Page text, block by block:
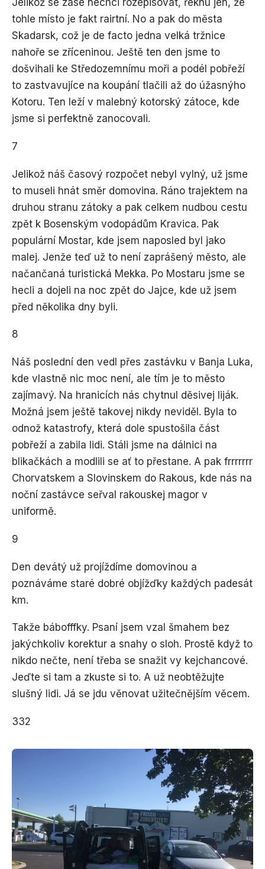
Jelikož se zase nechci rozepisovat, řeknu jen, že
tohle místo je fakt rairtní. No a pak do města
Skadarsk, což je de facto jedna velká tržnice
nahoře se zříceninou. Ještě ten den jsme to
došvihali ke Středozemnímu moři a podél pobřeží
to zastvavujíce na koupání tlačili až do úžasnýho
Kotoru. Ten leží v malebný kotorský zátoce, kde
jsme si perfektně zanocovali.
7
Jelikož náš časový rozpočet nebyl vylný, už jsme
to museli hnát směr domovina. Ráno trajektem na
druhou stranu zátoky a pak celkem nudbou cestu
zpět k Bosenským vodopádům Kravica. Pak
populární Mostar, kde jsem naposled byl jako
malej. Jenže teď už to není zaprášený město, ale
načančaná turistická Mekka. Po Mostaru jsme se
hecli a dojeli na noc zpět do Jajce, kde už jsem
před několika dny byli.
8
Náš poslední den vedl přes zastávku v Banja Luka,
kde vlastně nic moc není, ale tím je to město
zajímavý. Na hranicích nás chytnul děsivej liják.
Možná jsem ještě takovej nikdy neviděl. Byla to
odnož katastrofy, která dole spustošila část
pobřeží a zabila lidi. Stáli jsme na dálnici na
blikačkách a modlili se ať to přestane. A pak frrrrrrr
Chorvatskem a Slovinskem do Rakous, kde nás na
noční zastávce seřval rakouskej magor v
uniformě.
9
Den devátý už projíždíme domovinou a
poznáváme staré dobré objížďky každých padesát
km.
Takže bábofffky. Psaní jsem vzal šmahem bez
jakýchkoliv korektur a snahy o sloh. Prostě když to
nikdo nečte, není třeba se snažit vy kejchancové.
Jeďte si tam a zkuste si to. A už neobtěžujte
slušný lidi. Já se jdu věnovat užitečnějším věcem.
332